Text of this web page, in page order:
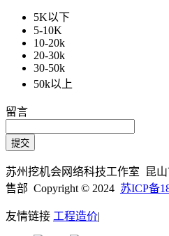
5K以下
5-10K
10-20k
20-30k
30-50k
50k以上
留言
苏州挖机会网络科技工作室 昆
售部 Copyright © 2024 苏ICP备
友情链接 工程造价|